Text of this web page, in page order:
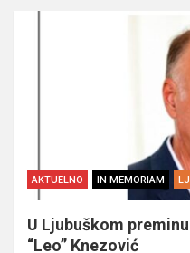
AKTUELNO IN MEMORIAM
U Ljubuškom
“Leo” Knezović